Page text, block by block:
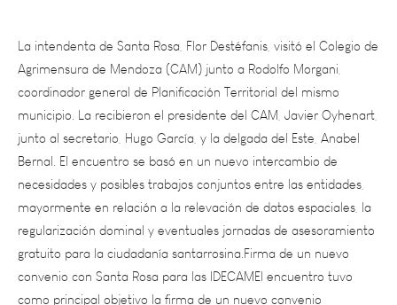
Agrimensura de Mendoza (CAM) junto a Rodolfo Morgani,
coordinador general de Planificación Territorial del mismo
municipio. La recibieron el presidente del CAM, Javier Oyhenart,
junto al secretario, Hugo García, y la delgada del Este, Anabel
Bernal. El encuentro se basó en un nuevo intercambio de
necesidades y posibles trabajos conjuntos entre las entidades,
mayormente en relación a la relevación de datos espaciales, la
regularización dominal y eventuales jornadas de asesoramiento
gratuito para la ciudadanía santarrosina.Firma de un nuevo
convenio con Santa Rosa para las IDECAMEl encuentro tuvo
como principal objetivo la firma de un nuevo convenio